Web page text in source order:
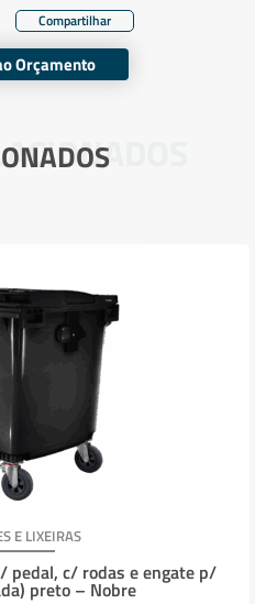
Orçamento
E LIXEIRAS
pedal, c/ rodas e engate p/
preto – Nobre